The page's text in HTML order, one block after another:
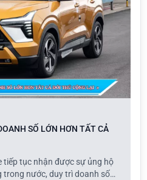
SỐ LỚN HƠN TẤT CẢ
tiếp tục nhận được sự ủng hộ
nước, duy trì doanh số